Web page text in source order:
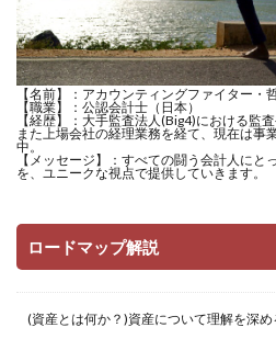
【名前】：アカウンティングファイター・
【職業】：公認会計士（日本）
【経歴】：大手監査法人(Big4)における監
また上場会社の経理業務を経て、現在は事
中。
【メッセージ】：すべての闘う会計人にと
を、ユニークな視点で提供していきます。
ロードマップ解説
(資産とは何か？)資産について理解を深め